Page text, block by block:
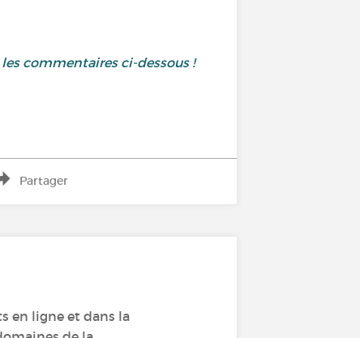
commentaires ci-dessous !
Partager
en ligne et dans la